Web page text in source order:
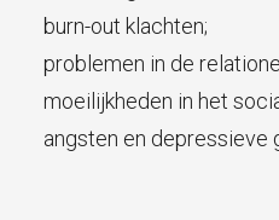
burn-out klachten;
problemen in de
moeilijkheden in het
angsten en depressieve